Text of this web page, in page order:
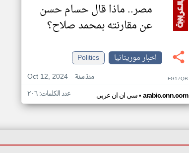
مصر.. ماذا قال حسام حسن
عن مقارنته بمحمد صلاح؟
اخبار موريتانيا
Politics
Oct 12, 2024
منذ سنة FG17QB
سي ان ان عربي• arabic.cnn.com عدد الكلمات: ٢٠٦